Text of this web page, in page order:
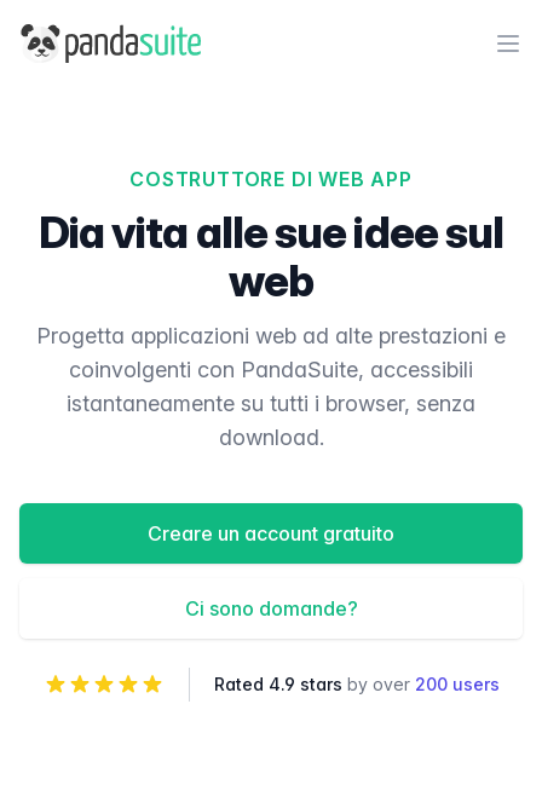
PandaSuite
COSTRUTTORE DI WEB APP
Dia vita alle sue idee sul
web
Progetta applicazioni web ad alte prestazioni e
coinvolgenti con PandaSuite, accessibili
istantaneamente su tutti i browser, senza
download.
Creare un account gratuito
Ci sono domande?
Rated 4.9 stars by over 200 users